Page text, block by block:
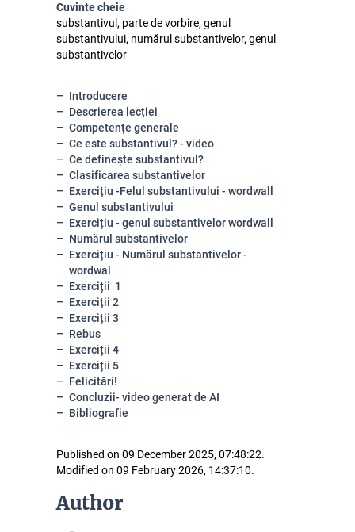
Cuvinte cheie
substantivul, parte de vorbire, genul
substantivului, numărul substantivelor, genul
substantivelor
Introducere
Descrierea lecției
Competențe generale
Ce este substantivul? - video
Ce definește substantivul?
Clasificarea substantivelor
Exercițiu -Felul substantivului - wordwall
Genul substantivului
Exercițiu - genul substantivelor wordwall
Numărul substantivelor
Exercițiu - Numărul substantivelor -
wordwal
Exerciții 1
Exerciții 2
Exerciții 3
Rebus
Exerciții 4
Exerciții 5
Felicitări!
Concluzii- video generat de AI
Bibliografie
Published on 09 December 2025, 07:48:22.
Modified on 09 February 2026, 14:37:10.
Author